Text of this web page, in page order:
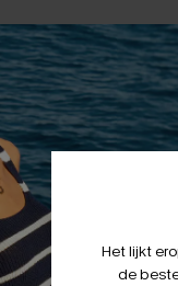
Het lijkt
de